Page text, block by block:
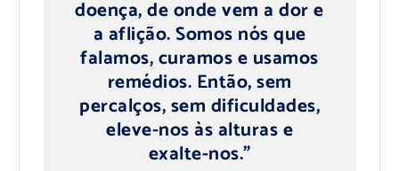
doença, de onde vem a dor e
a aflição. Somos nós que
falamos, curamos e usamos
remédios. Então, sem
percalços, sem dificuldades,
eleve-nos às alturas e
exalte-nos.”